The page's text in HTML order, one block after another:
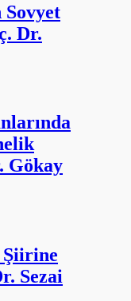
Sovyet
Dr.
Gökay
Şiirine
Sezai